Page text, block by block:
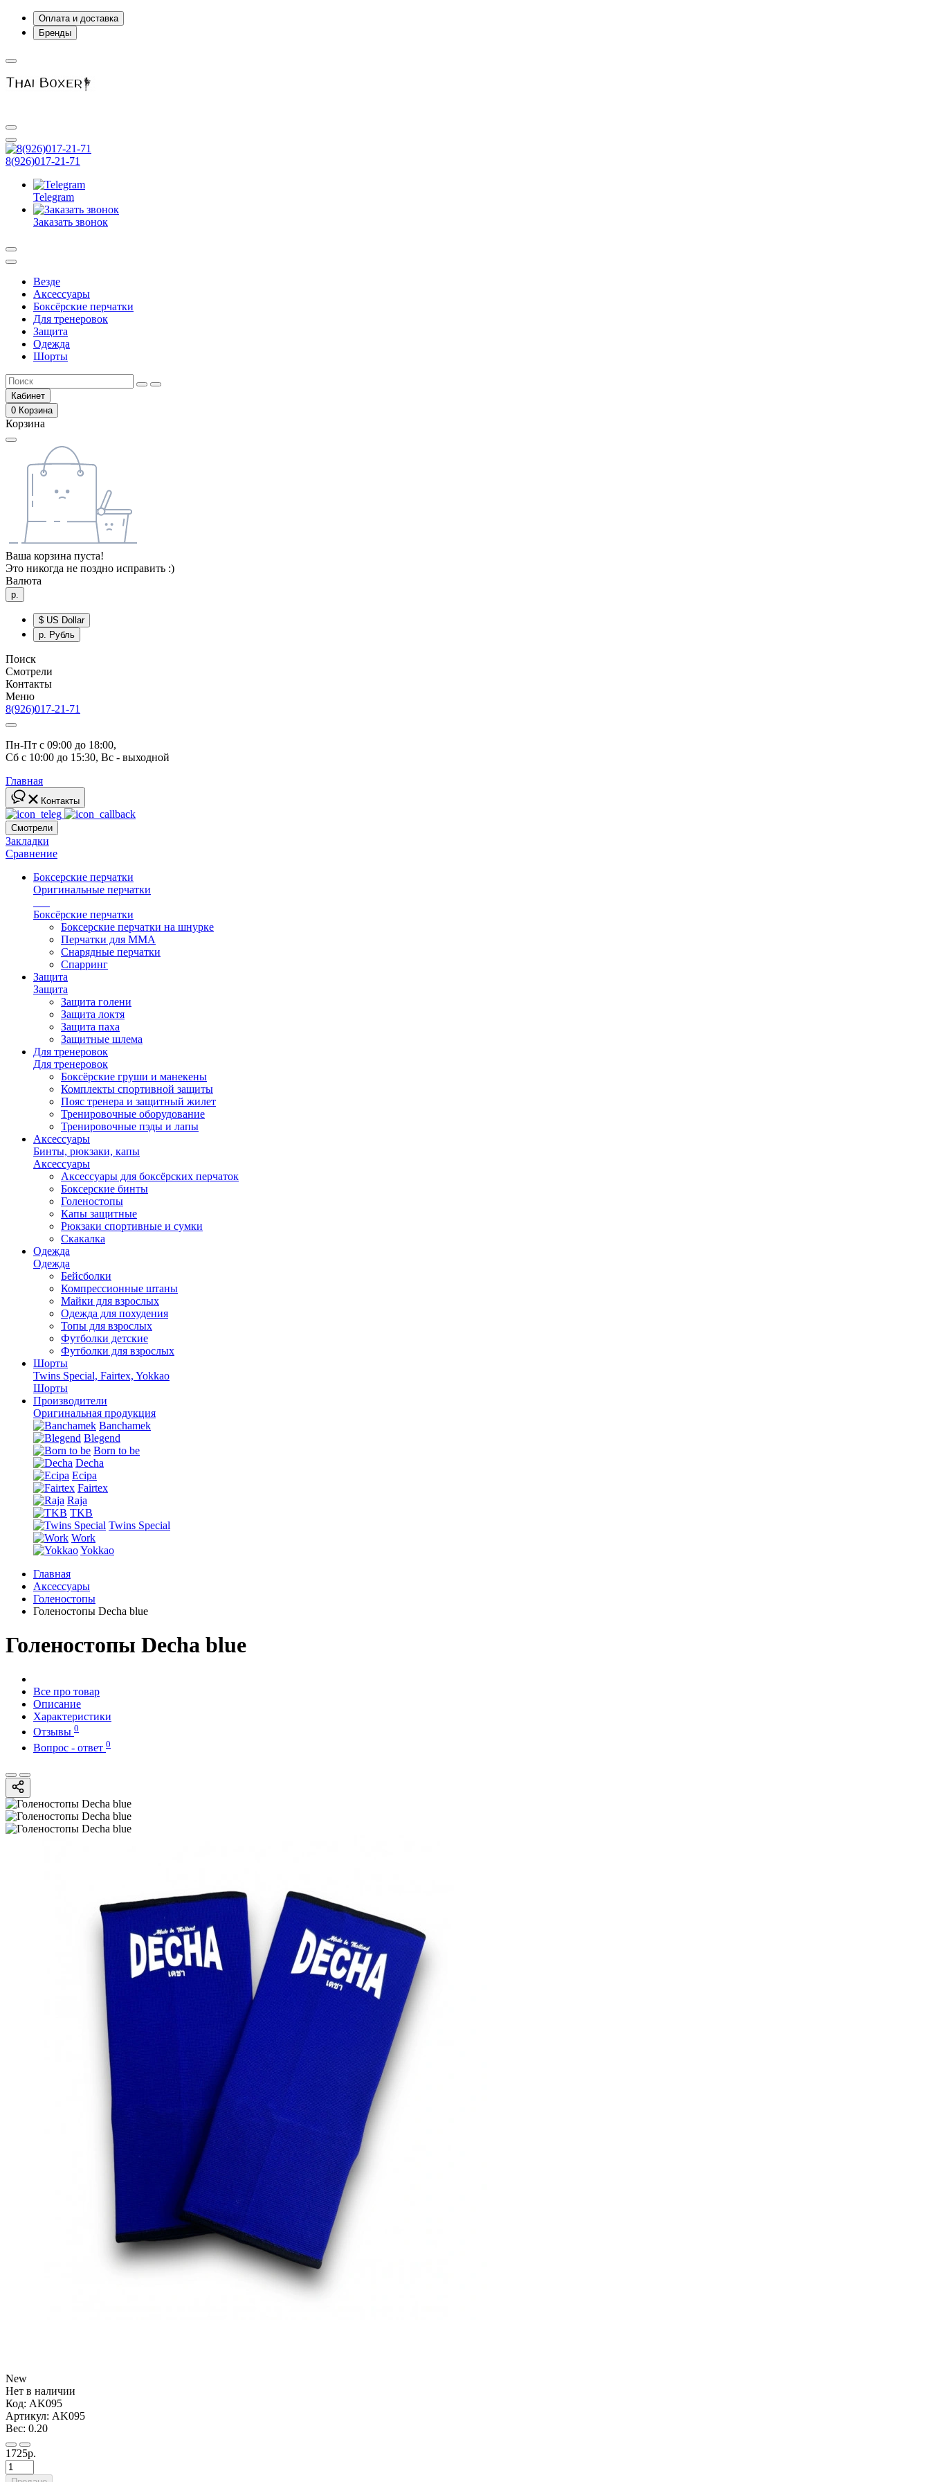
Оплата и доставка
Бренды
8(926)017-21-71
Telegram
Заказать звонок
Везде
Аксессуары
Боксёрские перчатки
Для тренеровок
Защита
Одежда
Шорты
Кабинет
0 Корзина
Корзина
Ваша корзина пуста!
Это никогда не поздно исправить :)
Валюта
р.
$ US Dollar
р. Рубль
Поиск
Смотрели
Контакты
Меню
8(926)017-21-71
Пн-Пт с 09:00 до 18:00,
Сб с 10:00 до 15:30, Вс - выходной
Главная
Контакты
Смотрели
Закладки
Сравнение
Боксерские перчатки
Оригинальные перчатки
Боксёрские перчатки
Боксерские перчатки на шнурке
Перчатки для ММА
Снарядные перчатки
Спарринг
Защита
Защита
Защита голени
Защита локтя
Защита паха
Защитные шлема
Для тренеровок
Для тренеровок
Боксёрские груши и манекены
Комплекты спортивной защиты
Пояс тренера и защитный жилет
Тренировочные оборудование
Тренировочные пэды и лапы
Аксессуары
Бинты, рюкзаки, капы
Аксессуары
Аксессуары для боксёрских перчаток
Боксерские бинты
Голеностопы
Капы защитные
Рюкзаки спортивные и сумки
Скакалка
Одежда
Одежда
Бейсболки
Компрессионные штаны
Майки для взрослых
Одежда для похудения
Топы для взрослых
Футболки детские
Футболки для взрослых
Шорты
Twins Special, Fairtex, Yokkao
Шорты
Производители
Оригинальная продукция
Banchamek
Blegend
Born to be
Decha
Ecipa
Fairtex
Raja
TKB
Twins Special
Work
Yokkao
Главная
Аксессуары
Голеностопы
Голеностопы Decha blue
Голеностопы Decha blue
Все про товар
Описание
Характеристики
Отзывы 0
Вопрос - ответ 0
New
Нет в наличии
Код: AK095
Артикул: AK095
Вес: 0.20
1725р.